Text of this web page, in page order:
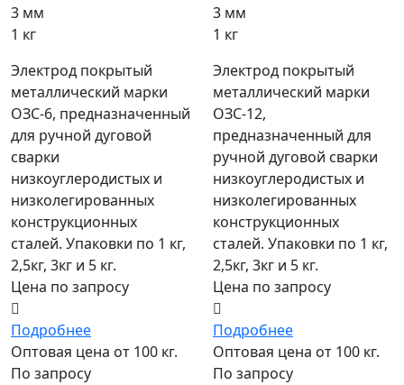
3 мм
1 кг
Электрод покрытый
металлический марки
ОЗС-6, предназначенный
для ручной дуговой
сварки
низкоуглеродистых и
низколегированных
конструкционных
сталей. Упаковки по 1 кг,
2,5кг, 3кг и 5 кг.
Цена по запросу
Подробнее
Оптовая цена от 100 кг.
По запросу
3 мм
1 кг
Электрод покрытый
металлический марки
ОЗС-12,
предназначенный для
ручной дуговой сварки
низкоуглеродистых и
низколегированных
конструкционных
сталей. Упаковки по 1 кг,
2,5кг, 3кг и 5 кг.
Цена по запросу
Подробнее
Оптовая цена от 100 кг.
По запросу